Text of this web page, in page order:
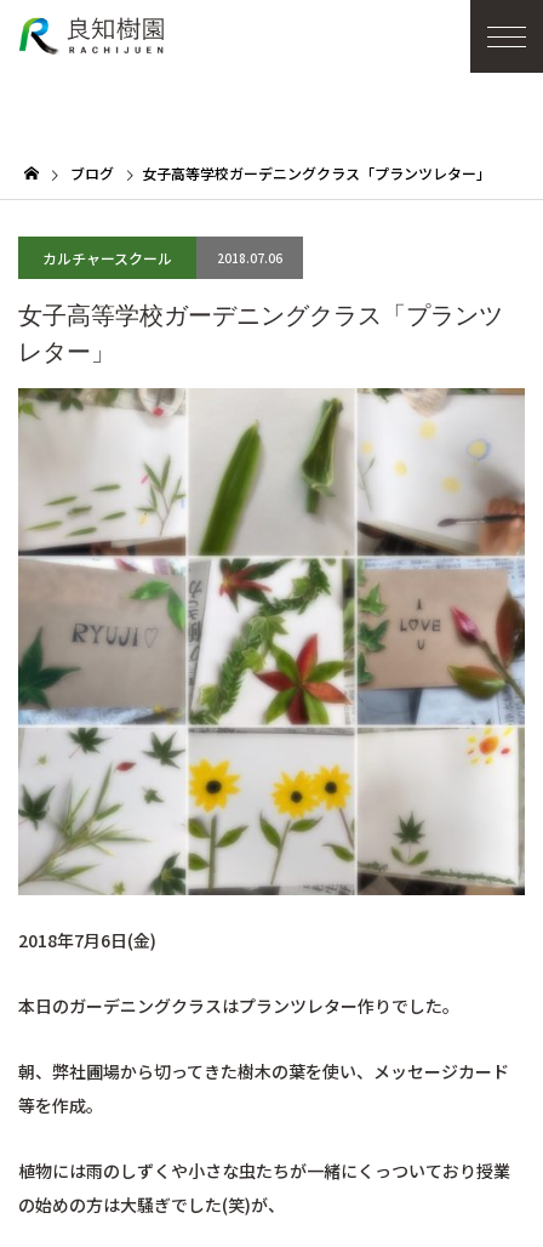
ブログ 女子高等学校ガーデニングクラス「プランツレター」
カルチャースクール 2018.07.06
女子高等学校ガーデニングクラス「プランツ
レター」
2018年7月6日(金)
本日のガーデニングクラスはプランツレター作りでした。
朝、弊社圃場から切ってきた樹木の葉を使い、メッセージカード
等を作成。
植物には雨のしずくや小さな虫たちが一緒にくっついており授業
の始めの方は大騒ぎでした(笑)が、